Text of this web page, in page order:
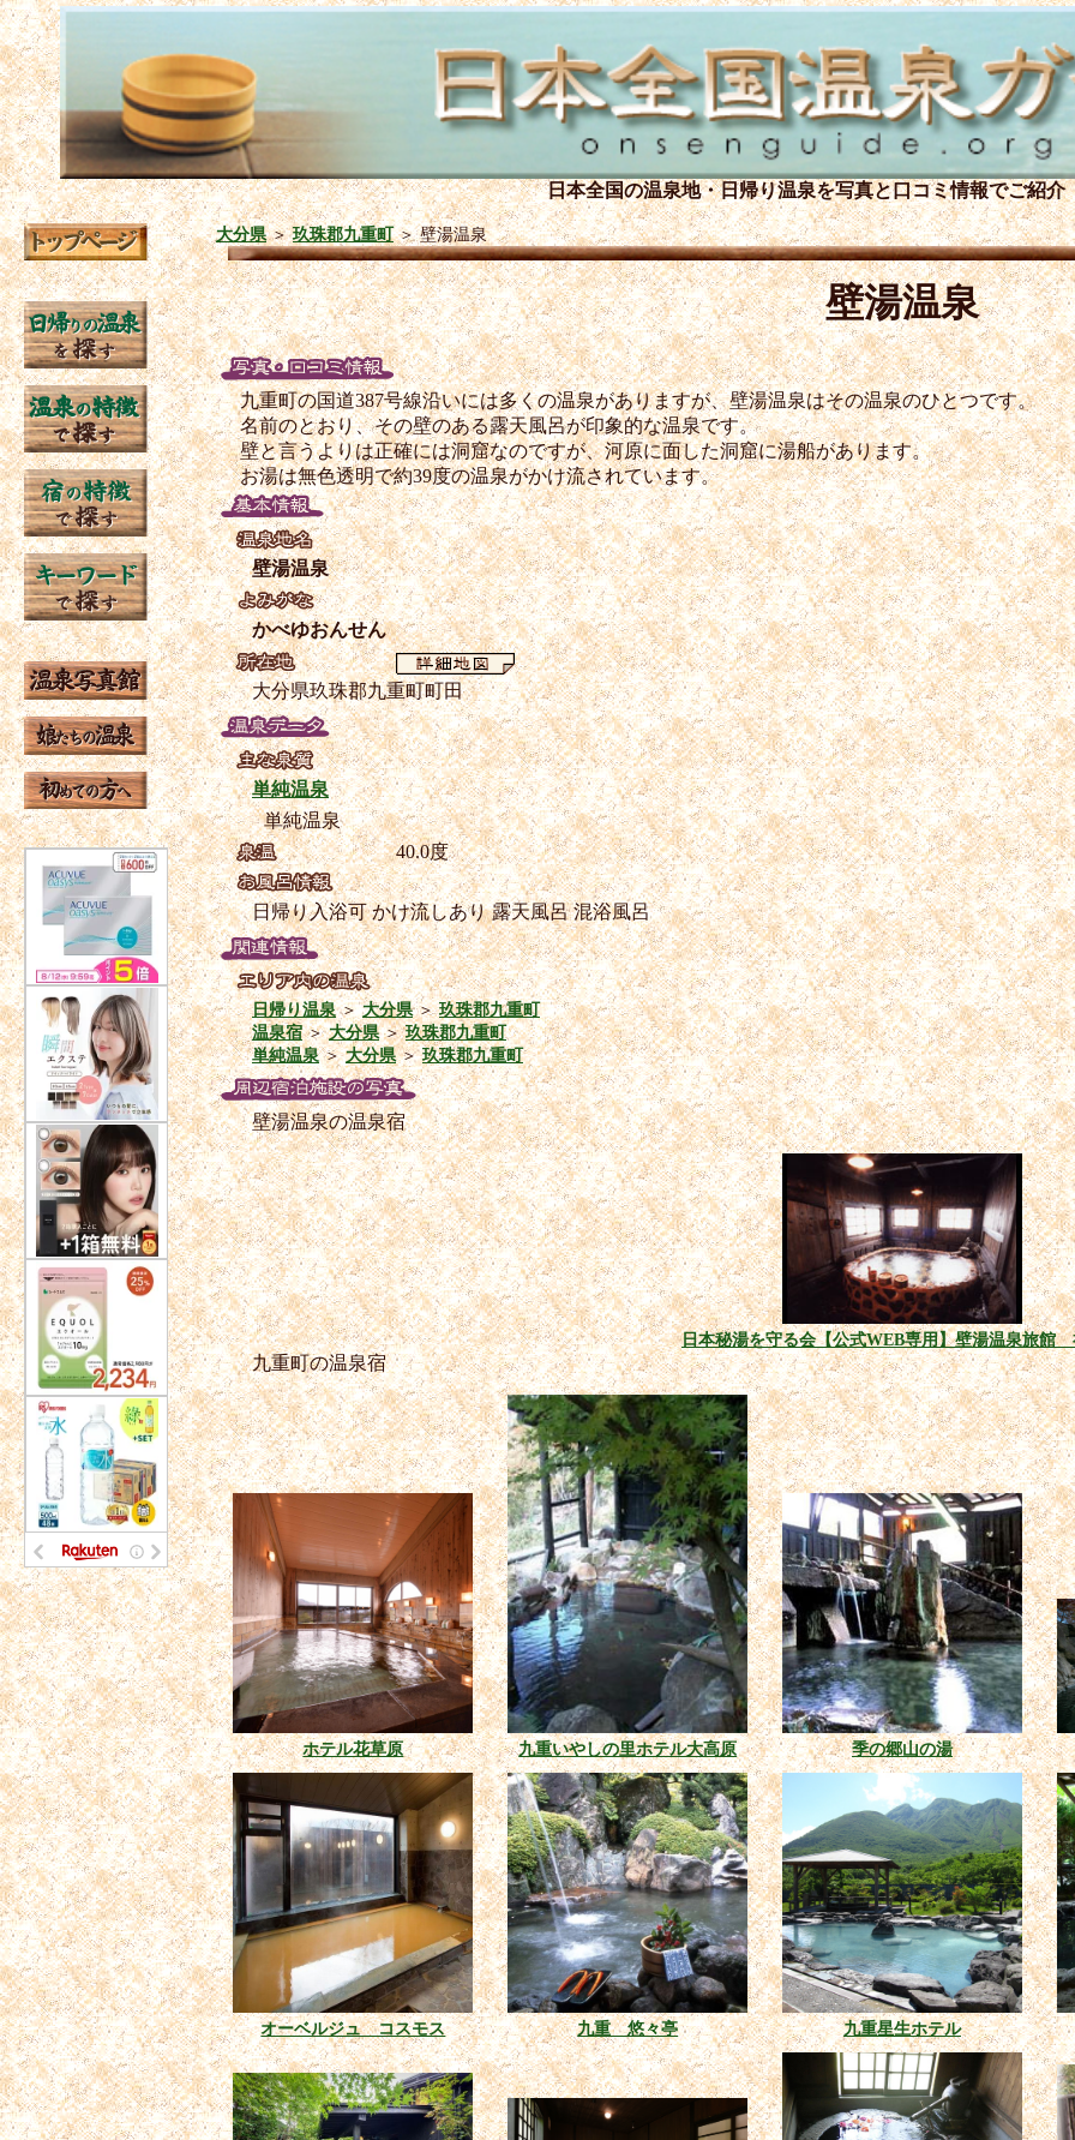
日本全国の温泉地・日帰り温泉を写真と口コミ情報でご紹介
大分県＞玖珠郡九重町＞壁湯温泉
壁湯温泉
九重町の国道387号線沿いには多くの温泉がありますが、壁湯温泉はその温泉のひとつです。
名前のとおり、その壁のある露天風呂が印象的な温泉です。
壁と言うよりは正確には洞窟なのですが、河原に面した洞窟に湯船があります。
お湯は無色透明で約39度の温泉がかけ流されています。
壁湯温泉
かべゆおんせん
大分県玖珠郡九重町町田
単純温泉
単純温泉
40.0度
日帰り入浴可かけ流しあり露天風呂混浴風呂
日帰り温泉＞大分県＞玖珠郡九重町
温泉宿＞大分県＞玖珠郡九重町
単純温泉＞大分県＞玖珠郡九重町
壁湯温泉の温泉宿
日本秘湯を守る会【公式WEB専用】壁湯温泉旅館
九重町の温泉宿
ホテル花草原 九重いやしの里ホテル大高原 季の郷山の湯
オーベルジュ コスモス 九重 悠々亭 九重星生ホテル